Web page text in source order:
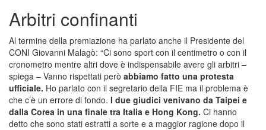
Arbitri confinanti
Al termine della premiazione ha parlato anche il Presidente del
CONI Giovanni Malagò: “Ci sono sport con il centimetro o con il
cronometro mentre altri dove è indispensabile avere gli arbitri –
spiega – Vanno rispettati però abbiamo fatto una protesta
ufficiale. Ho parlato con il segretario della FIE ma il problema è
che c’è un errore di fondo. I due giudici venivano da Taipei e
dalla Corea in una finale tra Italia e Hong Kong. Ci hanno
detto che sono stati estratti a sorte e a maggior ragione dopo il